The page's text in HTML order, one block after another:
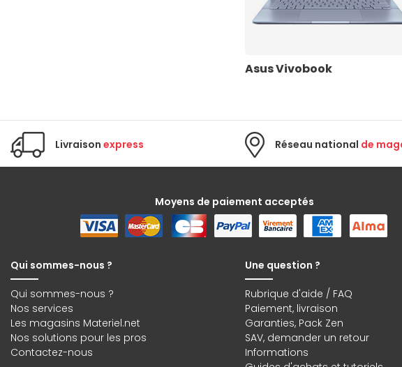
MSI Vector
Razer Blade
Asus Vivobook
Livraison express Réseau national de
Moyens de paiement acceptés
Qui sommes-nous ?
Qui sommes-nous ?
Nos services
Les magasins Materiel.net
Nos solutions pour les pros
Contactez-nous
Une question ?
Rubrique d'aide / FAQ
Paiement, livraison
Garanties, Pack Zen
SAV, demander un retour
Informations